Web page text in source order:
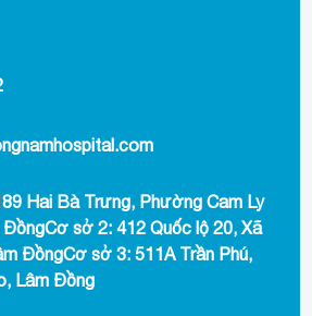
Hai Bà Trưng, Phường Cam Ly
sở 2: 412 Quốc lộ 20, Xã
ĐồngCơ sở 3: 511A Trần Phú,
Lâm Đồng